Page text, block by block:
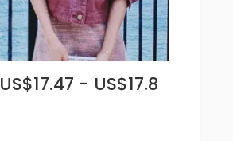
US$17.47 - US$17.8